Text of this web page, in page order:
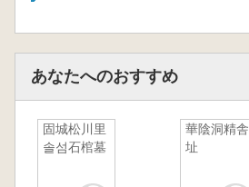
あなたへのおすすめ
固城松川里
솔섬石棺墓
華陰洞精舎
址